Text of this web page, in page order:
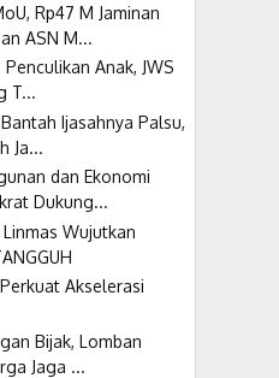
Rp47 M Jaminan
ASN M...
Anak, JWS
T...
Ijasahnya Palsu,
Ja...
dan Ekonomi
Dukung...
Wujutkan
Akselerasi
Bijak, Lomban
Jaga ...